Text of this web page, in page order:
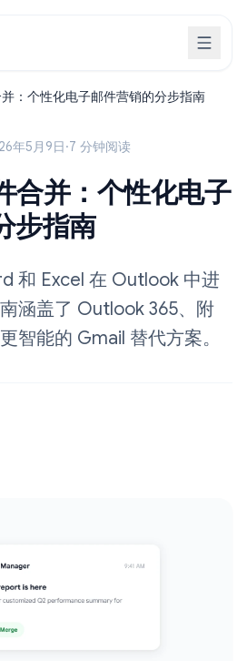
：个性化电子邮件营销的分步指南
年5月9日·7 分钟阅读
合并：个性化电子
步指南
和 Excel 在 Outlook 中进
涵盖了 Outlook 365、附
智能的 Gmail 替代方案。